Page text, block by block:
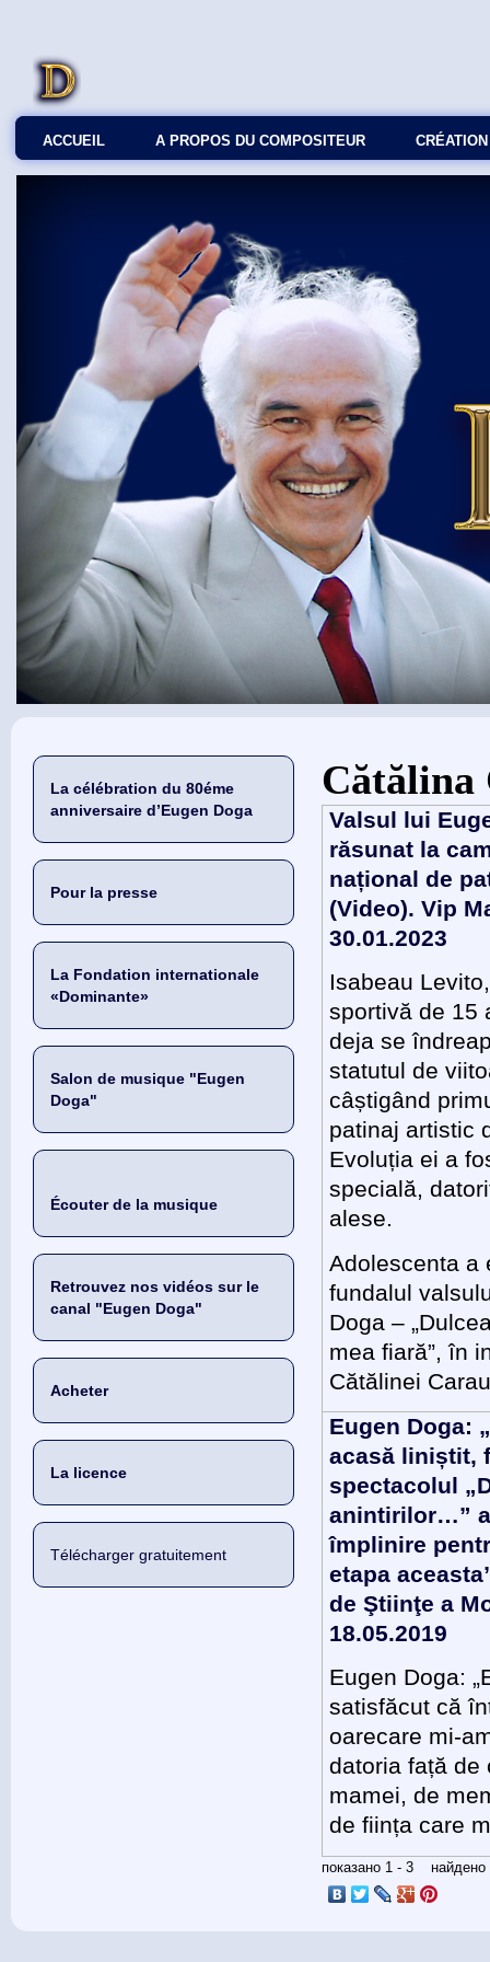
ACCUEIL A PROPOS DU COMPOSITEUR СRÉATION
La célébration du 80éme
anniversaire d’Eugen Doga
Pour la presse
La Fondation internationale
«Dominante»
Salon de musique "Eugen
Doga"
Écouter de la musique
Retrouvez nos vidéos sur le
canal "Eugen Doga"
Acheter
La licence
Télécharger gratuitement
Vous êtes ici
Cătălina
Valsul lui
răsunat la
național de
(Video). Vip
30.01.2023
Isabeau
sportivă de 15
deja se
statutul de
câștigând
patinaj artistic
Evoluția ei a
specială,
alese.
Adolescenta a
fundalul
Doga –
mea fiară”, în
Cătălinei
Eugen Doga:
acasă liniștit,
spectacolul
anintirilor…”
împlinire
etapa
de Ştiinţe a
18.05.2019
Eugen Doga:
satisfăcut că
oarecare mi-
datoria față de
mamei, de
de ființa care
показано 1 - 3 найдено